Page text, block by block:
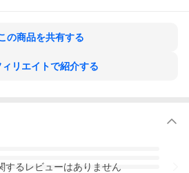
（リヨセル） 100％
の半袖シャツ
の商品を共有する
ィリエイトで紹介する
するレビューはありません